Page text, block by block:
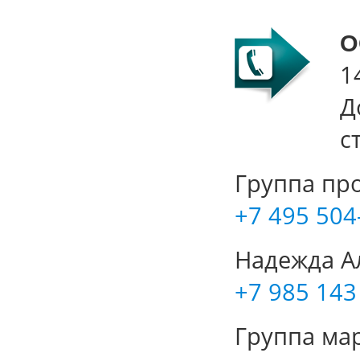
Группа
+7 495
Надежда
+7 985
Группа